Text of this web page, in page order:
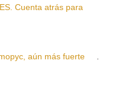
Cuenta atrás para
aún más fuerte